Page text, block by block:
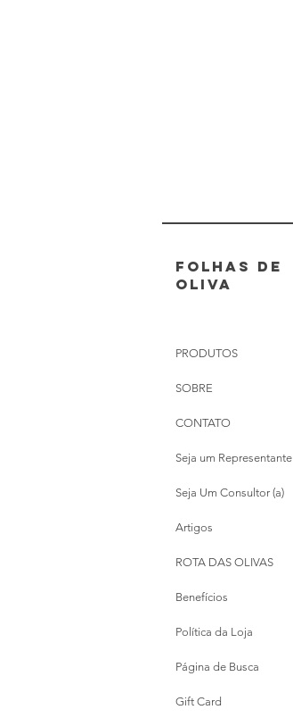
FOLHAS DE
OLIVA
PRODUTOS
SOBRE
CONTATO
Seja um Representante
Seja Um Consultor (a)
Artigos
ROTA DAS OLIVAS
Benefícios
Política da Loja
Página de Busca
Gift Card